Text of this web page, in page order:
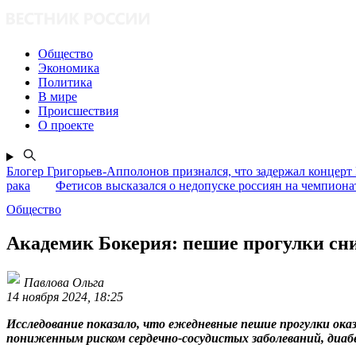
Общество
Экономика
Политика
В мире
Происшествия
О проекте
Блогер Григорьев-Апполонов признался, что задержал
рака
Фетисов высказался о недопуске россиян на
Общество
Академик Бокерия: пешие прогулки
Павлова Ольга
14 ноября 2024, 18:25
Исследование показало, что ежедневные пешие прогулки
пониженным риском сердечно-сосудистых заболеваний,